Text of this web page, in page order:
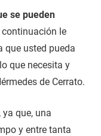
se pueden
continuación le
que usted pueda
que necesita y
de Cerrato.
que, una
y entre tanta